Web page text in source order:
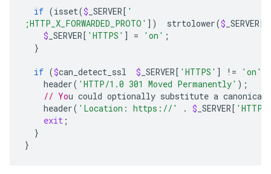
if (isset($ _SERVER [ '
;HTTP_X_FORWARDED_PROTO' ]) strtolower($ _SERVER
$ _SERVER [ 'HTTPS' ] = 'on' ;
}
if ($can_detect_ssl $ _SERVER [ 'HTTPS' ] ! = 'on'
header( 'HTTP/1.0 301 Moved Permanently' );
// Yo
header( 'Location: https://' . $ _SERVER [
exit ;
}
}